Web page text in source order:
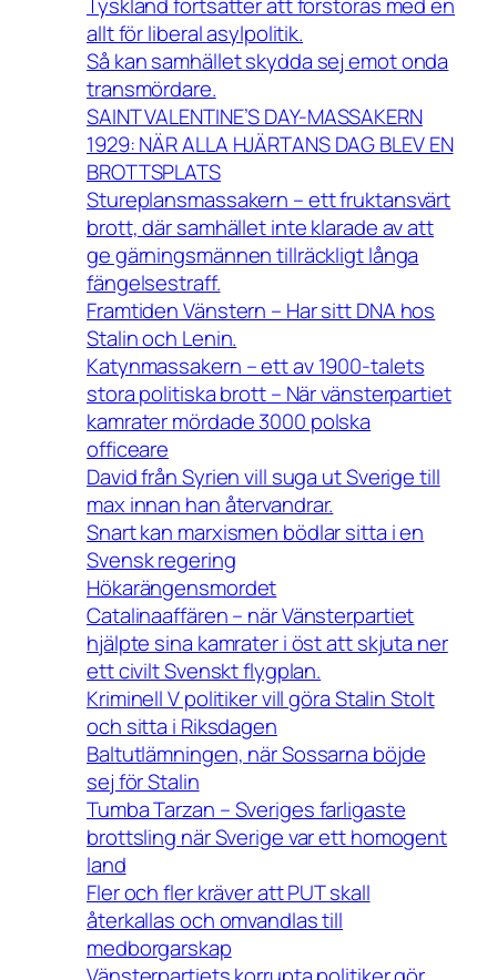
allt för liberal asylpolitik.
Så kan samhället skydda sej emot onda
transmördare.
SAINT VALENTINE’S DAY-MASSAKERN
1929: NÄR ALLA HJÄRTANS DAG BLEV EN
BROTTSPLATS
Stureplansmassakern – ett fruktansvärt
brott, där samhället inte klarade av att
ge gärningsmännen tillräckligt långa
fängelsestraff.
Framtiden Vänstern – Har sitt DNA hos
Stalin och Lenin.
Katynmassakern – ett av 1900-talets
stora politiska brott – När vänsterpartiet
kamrater mördade 3000 polska
officeare
David från Syrien vill suga ut Sverige till
max innan han återvandrar.
Snart kan marxismen bödlar sitta i en
Svensk regering
Hökarängensmordet
Catalinaaffären – när Vänsterpartiet
hjälpte sina kamrater i öst att skjuta ner
ett civilt Svenskt flygplan.
Kriminell V politiker vill göra Stalin Stolt
och sitta i Riksdagen
Baltutlämningen, när Sossarna böjde
sej för Stalin
Tumba Tarzan – Sveriges farligaste
brottsling när Sverige var ett homogent
land
Fler och fler kräver att PUT skall
återkallas och omvandlas till
medborgarskap